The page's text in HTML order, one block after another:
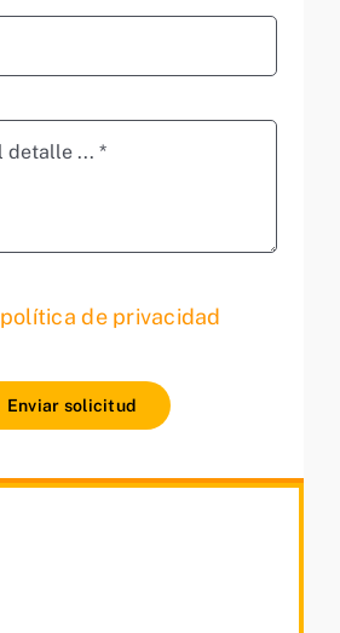
política de privacidad
Enviar solicitud